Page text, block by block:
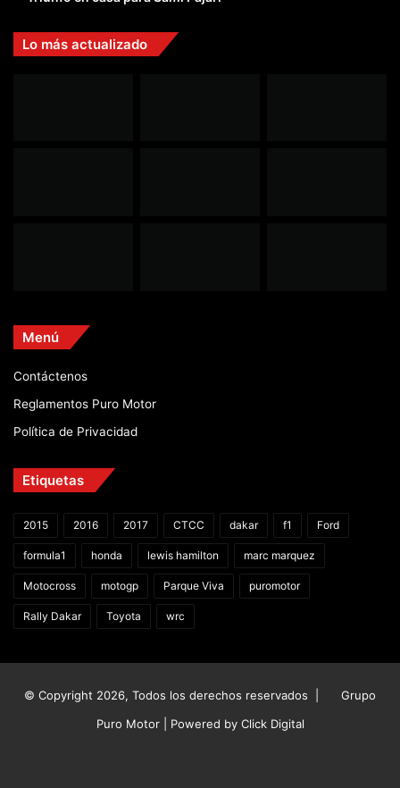
Lo más actualizado
Menú
Contáctenos
Reglamentos Puro Motor
Política de Privacidad
Etiquetas
2015 2016 2017 CTCC dakar f1 Ford
formula1 honda lewis hamilton marc marquez
Motocross motogp Parque Viva puromotor
Rally Dakar Toyota wrc
© Copyright 2026, Todos los derechos reservados |
Grupo
Puro Motor | Powered by Click Digital